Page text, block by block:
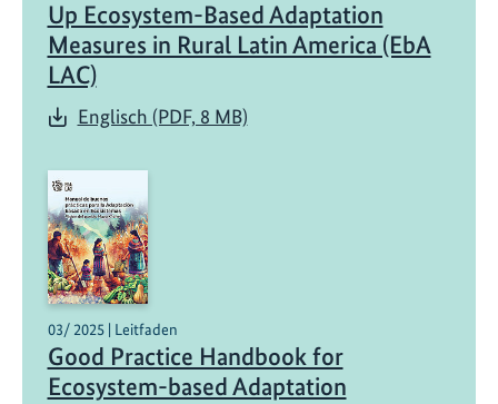
Up Ecosystem-Based Adaptation
Measures in Rural Latin America (EbA
LAC)
Englisch (PDF, 8 MB)
03/ 2025 | Leitfaden
Good Practice Handbook for
Ecosystem-based Adaptation